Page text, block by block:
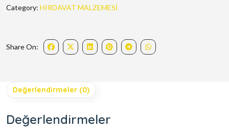
Category: HIRDAVAT MALZEMESİ
Share On:
Değerlendirmeler (0)
Değerlendirmeler